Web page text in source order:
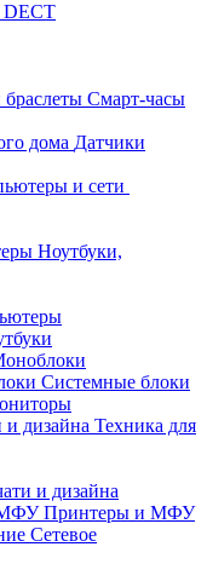
DECT
Смарт-часы
Датчики
и сети
Ноутбуки,
Системные блоки
Техника для
и дизайна
Принтеры и МФУ
Сетевое